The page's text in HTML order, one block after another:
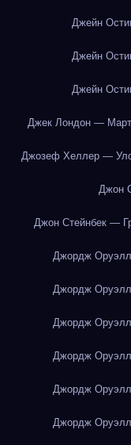
Джейн
Джейн
Джейн
Джек Лондон —
Джозеф Хеллер —
Джон
Джон Стейнбек —
Джордж
Джордж
Джордж
Джордж
Джордж
Джордж